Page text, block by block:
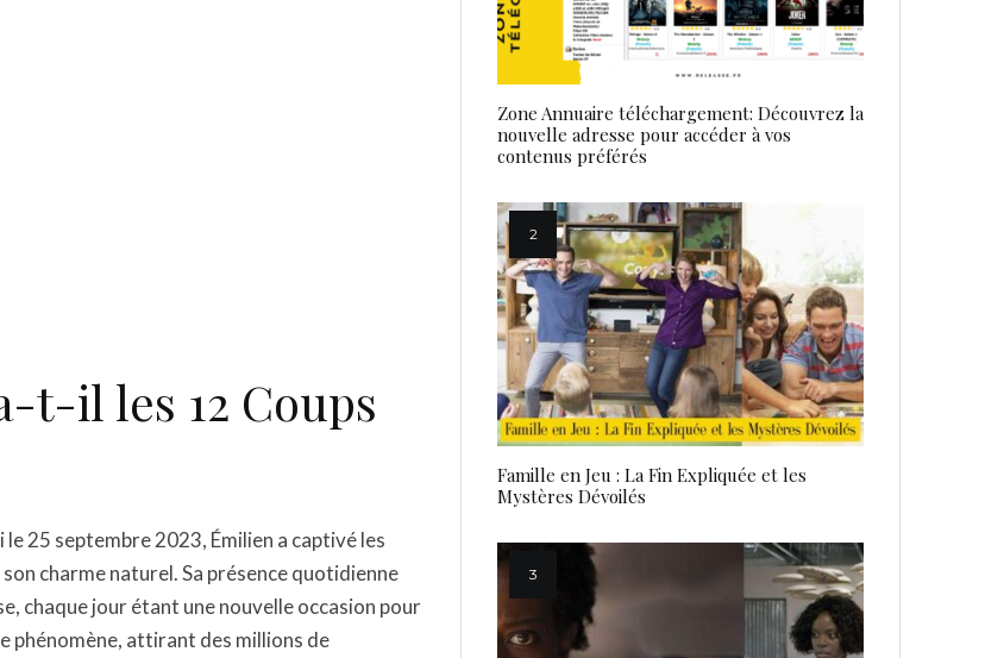
t-il les 12 Coups
25 septembre 2023, Émilien a captivé les
charme naturel. Sa présence quotidienne
chaque jour étant une nouvelle occasion pour
phénomène, attirant des millions de
Zone Annuaire téléchargement: Découvrez la
nouvelle adresse pour accéder à vos
contenus préférés
Famille en Jeu : La Fin Expliquée et les
Mystères Dévoilés